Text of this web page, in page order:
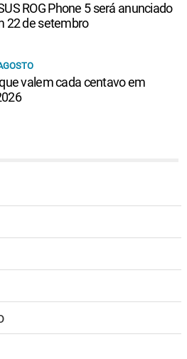
ROG Phone 5 será anunciado
22 de setembro
valem cada centavo em